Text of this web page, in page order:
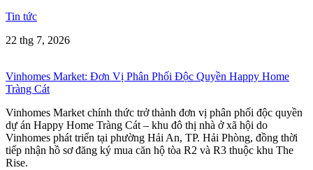
Tin tức
22 thg 7, 2026
Vinhomes Market: Đơn Vị Phân Phối Độc Quyền Happy Home
Tràng Cát
Vinhomes Market chính thức trở thành đơn vị phân phối độc quyền
dự án Happy Home Tràng Cát – khu đô thị nhà ở xã hội do
Vinhomes phát triển tại phường Hải An, TP. Hải Phòng, đồng thời
tiếp nhận hồ sơ đăng ký mua căn hộ tòa R2 và R3 thuộc khu The
Rise.